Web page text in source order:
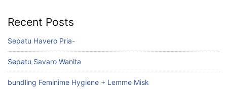
Recent Posts
Sepatu Havero Pria-
Sepatu Savaro Wanita
bundling Feminime Hygiene + Lemme Misk